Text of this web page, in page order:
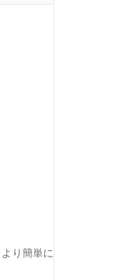
り簡単に遅延実行できます